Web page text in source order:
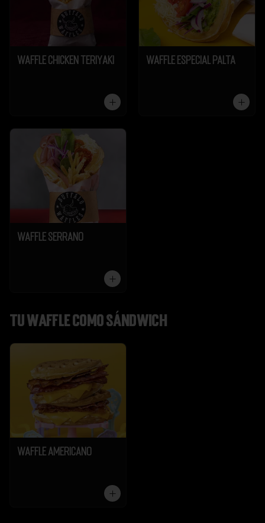
Waffle Chicken Teriyaki Waffle Especial Palta
Waffle Serrano
Tu Waffle como Sándwich
Waffle Americano